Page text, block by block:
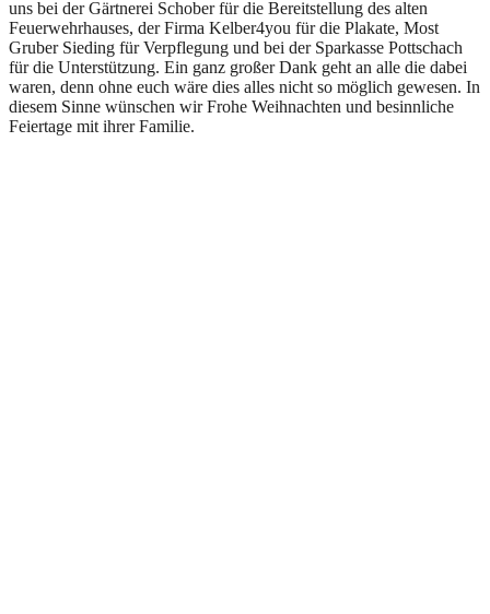
uns bei der Gärtnerei Schober für die Bereitstellung des alten
Feuerwehrhauses, der Firma Kelber4you für die Plakate, Most
Gruber Sieding für Verpflegung und bei der Sparkasse Pottschach
für die Unterstützung. Ein ganz großer Dank geht an alle die dabei
waren, denn ohne euch wäre dies alles nicht so möglich gewesen. In
diesem Sinne wünschen wir Frohe Weihnachten und besinnliche
Feiertage mit ihrer Familie.